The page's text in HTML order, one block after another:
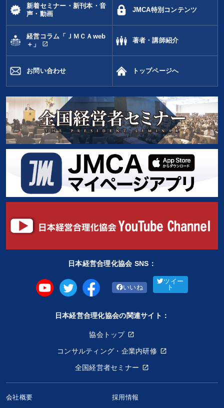
※「更新」を押すと「カテゴリー」「目的別」「キーワード」を更新いただけます。
local_offer タグから探す
タグ・キーワード
伝統・文化 プレゼン 未来先見 話し方 上場企業
交渉 IT・デジタル活用 地方企業の勝ち方 人事戦略
健康・ウェルビーイング 後継者 ブランディング
資産保全 企業再建 稲盛和夫 経済予測
生き方の指針 思考法 スポーツ関係 賃金制度
※「更新」を押すと「タグ・キーワード」を更新いただけます。
新着セミナー・新刊本・音
声・動画
JMCA特別コンテンツ
経営コラム「ＪＭＣＡweb
＋」
open_in_new
著者・講師紹介
お問い合わせ トップページへ
日本経営合理化協会 SNS：
いいね
ツイー
ト
日本経営合理化協会の関連サイト：
協会トップ
コンサルティング・企業内研修
全国経営者セミナー
会社概要
採用情報